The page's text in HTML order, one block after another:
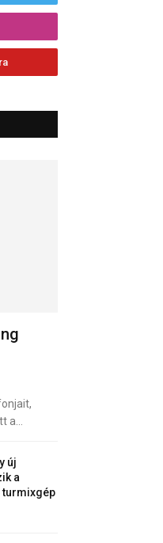
a…
új
a
turmixgép